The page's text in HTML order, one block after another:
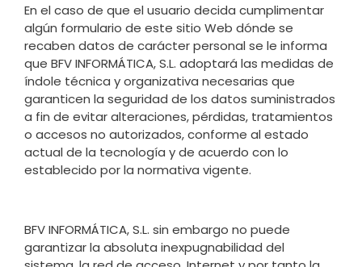
En el caso de que el usuario decida cumplimentar
algún formulario de este sitio Web dónde se
recaben datos de carácter personal se le informa
que BFV INFORMÁTICA, S.L. adoptará las medidas de
índole técnica y organizativa necesarias que
garanticen la seguridad de los datos suministrados
a fin de evitar alteraciones, pérdidas, tratamientos
o accesos no autorizados, conforme al estado
actual de la tecnología y de acuerdo con lo
establecido por la normativa vigente.
BFV INFORMÁTICA, S.L. sin embargo no puede
garantizar la absoluta inexpugnabilidad del